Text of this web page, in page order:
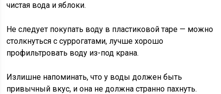
чистая вода и яблоки.
Не следует покупать воду в пластиковой таре — можно
столкнуться с суррогатами, лучше хорошо
профильтровать воду из-под крана.
Излишне напоминать, что у воды должен быть
привычный вкус, и она не должна странно пахнуть.